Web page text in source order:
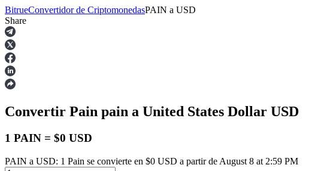
Futuros
BitrueConvertidor de CriptomonedasPAIN a USD
Share
Convertir Pain pain a United States Dollar USD
1 PAIN = $0 USD
PAIN a USD: 1 Pain se convierte en $0 USD a partir de August 8 at 2:59 PM